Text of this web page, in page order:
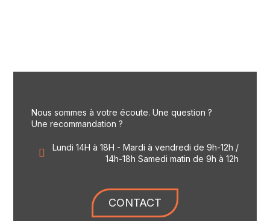
Nous sommes à votre écoute. Une question ?
Une recommandation ?
Lundi 14H à 18H - Mardi à vendredi de 9h-12h /
14h-18h Samedi matin de 9h à 12h
CONTACT